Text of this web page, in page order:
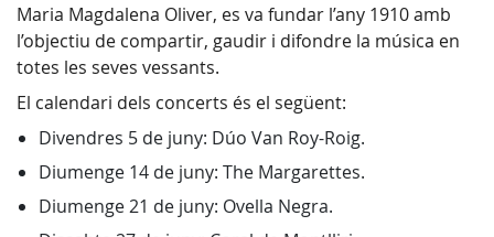
Maria Magdalena Oliver, es va fundar l’any 1910 amb
l’objectiu de compartir, gaudir i difondre la música en
totes les seves vessants.
El calendari dels concerts és el següent:
Divendres 5 de juny: Dúo Van Roy-Roig.
Diumenge 14 de juny: The Margarettes.
Diumenge 21 de juny: Ovella Negra.